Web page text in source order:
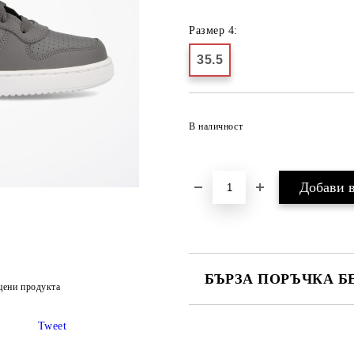
Размер 4:
35.5
В наличност
БЪРЗА ПОРЪЧКА
продукта
Tweet